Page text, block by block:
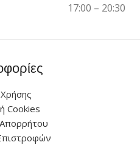
17:00 – 20:30
Cookies